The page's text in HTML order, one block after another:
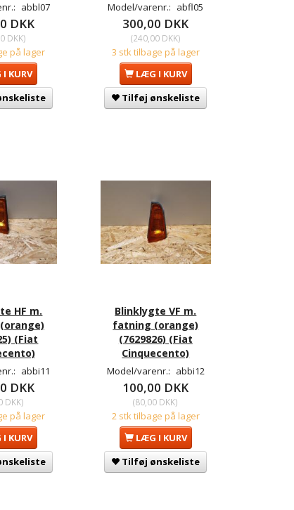
abbl07
DKK
DKK)
på lager
KURV
Model/varenr.: abfl05
300,00 DKK
(240,00 DKK)
3 stk tilbage på lager
LÆG I KURV
Tilføj ønskeliste
HF m.
(Fiat
abbi11
DKK
DKK)
på lager
KURV
Blinklygte VF m.
fatning (orange)
(7629826) (Fiat
Cinquecento)
Model/varenr.: abbi12
100,00 DKK
(80,00 DKK)
2 stk tilbage på lager
LÆG I KURV
Tilføj ønskeliste